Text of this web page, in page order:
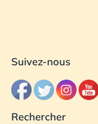
Suivez-nous
Rechercher